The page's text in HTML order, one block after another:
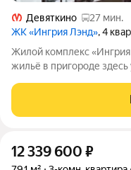
Девяткино
27 мин.
ЖК «Ингрия Лэнд», 4
Жилой комплекс
жильё в пригороде здесь удаётся совместить преимущества
Квартал создаёт
планировки квартир дают
12 339 600 ₽